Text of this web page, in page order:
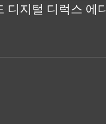
디지털 디럭스 에디